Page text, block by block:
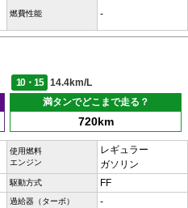
燃費性能 -
10・15
14.4km/L
満タンでどこまで走る？
720km
使用燃料
エンジン
レギュラー
ガソリン
駆動方式 FF
過給器（ターボ） -